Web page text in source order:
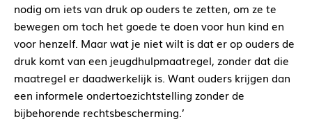
nodig om iets van druk op ouders te zetten, om ze te
bewegen om toch het goede te doen voor hun kind en
voor henzelf. Maar wat je niet wilt is dat er op ouders de
druk komt van een jeugdhulpmaatregel, zonder dat die
maatregel er daadwerkelijk is. Want ouders krijgen dan
een informele ondertoezichtstelling zonder de
bijbehorende rechtsbescherming.’